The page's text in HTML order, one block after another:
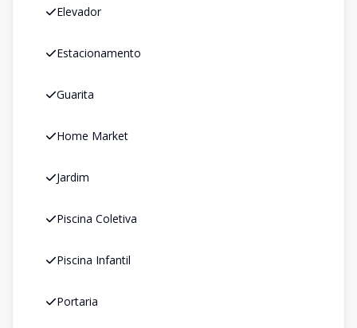
Elevador
Estacionamento
Guarita
Home Market
Jardim
Piscina Coletiva
Piscina Infantil
Portaria